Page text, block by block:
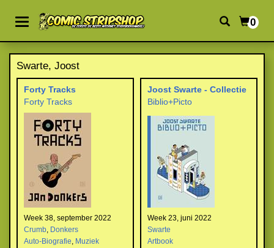
0
Swarte, Joost
Forty Tracks
Forty Tracks
Week 38, september 2022
Crumb, Donkers
Auto-Biografie, Muziek
Joost Swarte - Collectie
Biblio+Picto
Week 23, juni 2022
Swarte
Artbook